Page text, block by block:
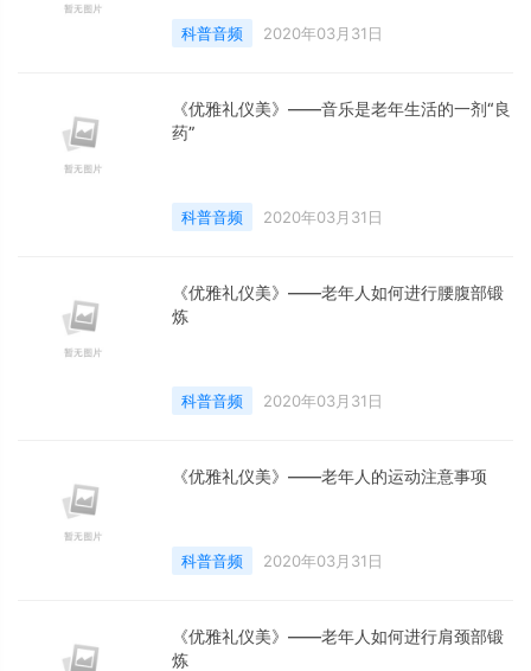
科普音频 2020年03月31日
《优雅礼仪美》——音乐是老年生活的一剂“良
药”
科普音频 2020年03月31日
《优雅礼仪美》——老年人如何进行腰腹部锻
炼
科普音频 2020年03月31日
《优雅礼仪美》——老年人的运动注意事项
科普音频 2020年03月31日
《优雅礼仪美》——老年人如何进行肩颈部锻
炼